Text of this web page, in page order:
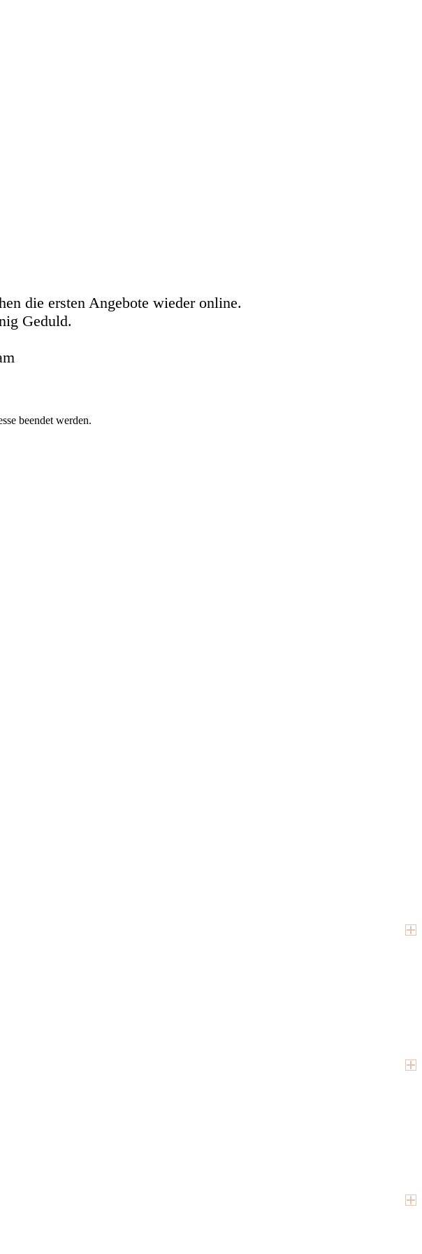
die ersten Angebote wieder online.
Geduld.
beendet werden.